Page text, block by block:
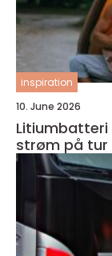
inspiration
10. June 2026
Litiumbatteri
strøm på tur